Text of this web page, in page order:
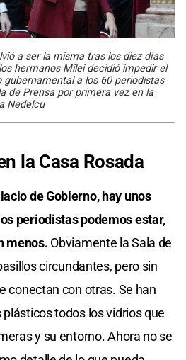
a ser la misma tras los diez días
hermanos Milei decidió impedir el
a los 60 periodistas
de Prensa por primera vez en la
Nedelcu
la Casa Rosada
de Gobierno, hay unos
periodistas podemos estar,
menos. Obviamente la Sala de
circundantes, pero sin
conectan con otras. Se han
todos los vidrios que
y su entorno. Ahora no se